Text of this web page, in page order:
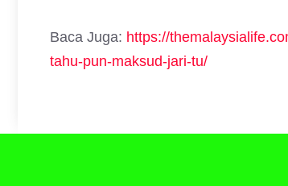
Baca Juga: https://
tahu-pun-maksud-jari-tu/